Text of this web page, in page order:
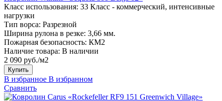
Класс использования: 33 Класс - коммерческий, интенсивные
нагрузки
Тип ворса: Разрезной
Ширина рулона в резке: 3,66 мм.
Пожарная безопасность: КМ2
Наличие товара: В наличии
2 090 руб./м2
Купить
В избранное В избранном
Сравнить